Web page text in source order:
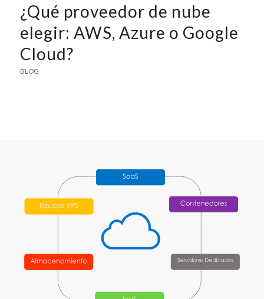
¿Qué proveedor de nube
elegir: AWS, Azure o Google
Cloud?
BLOG